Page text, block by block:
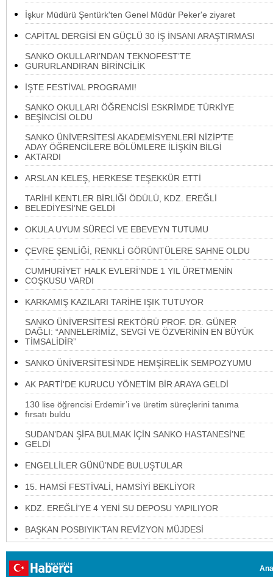
İşkur Müdürü Şentürk'ten Genel Müdür Peker'e ziyaret
CAPİTAL DERGİSİ EN GÜÇLÜ 30 İŞ İNSANI ARAŞTIRMASI
SANKO OKULLARI’NDAN TEKNOFEST’TE
GURURLANDIRAN BİRİNCİLİK
İŞTE FESTİVAL PROGRAMI!
SANKO OKULLARI ÖĞRENCİSİ ESKRİMDE TÜRKİYE
BEŞİNCİSİ OLDU
SANKO ÜNİVERSİTESİ AKADEMİSYENLERİ NİZİP’TE
ADAY ÖĞRENCİLERE BÖLÜMLERE İLİŞKİN BİLGİ
AKTARDI
ARSLAN KELEŞ, HERKESE TEŞEKKÜR ETTİ
TARİHİ KENTLER BİRLİĞİ ÖDÜLÜ, KDZ. EREĞLİ
BELEDİYESİ’NE GELDİ
OKULA UYUM SÜRECİ VE EBEVEYN TUTUMU
ÇEVRE ŞENLİĞİ, RENKLİ GÖRÜNTÜLERE SAHNE OLDU
CUMHURİYET HALK EVLERİ’NDE 1 YIL ÜRETMENİN
COŞKUSU VARDI
KARKAMIŞ KAZILARI TARİHE IŞIK TUTUYOR
SANKO ÜNİVERSİTESİ REKTÖRÜ PROF. DR. GÜNER
DAĞLI: “ANNELERİMİZ, SEVGİ VE ÖZVERİNİN EN BÜYÜK
TİMSALİDİR”
SANKO ÜNİVERSİTESİ’NDE HEMŞİRELİK SEMPOZYUMU
AK PARTİ'DE KURUCU YÖNETİM BİR ARAYA GELDİ
130 lise öğrencisi Erdemir’i ve üretim süreçlerini tanıma
fırsatı buldu
SUDAN’DAN ŞİFA BULMAK İÇİN SANKO HASTANESİ’NE
GELDİ
ENGELLİLER GÜNÜ’NDE BULUŞTULAR
15. HAMSİ FESTİVALİ, HAMSİYİ BEKLİYOR
KDZ. EREĞLİ’YE 4 YENİ SU DEPOSU YAPILIYOR
BAŞKAN POSBIYIK’TAN REVİZYON MÜJDESİ